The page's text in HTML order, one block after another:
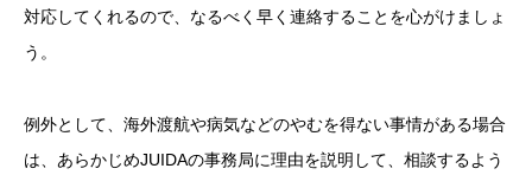
対応してくれるので、なるべく早く連絡することを心がけましょ
う。
例外として、海外渡航や病気などのやむを得ない事情がある場合
は、あらかじめJUIDAの事務局に理由を説明して、相談するよう